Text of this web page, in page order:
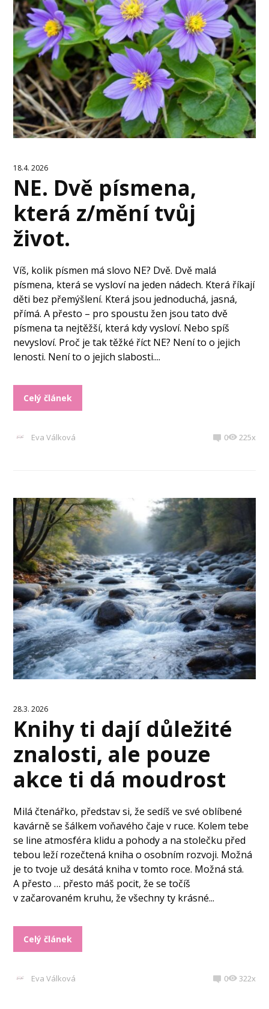
18.4. 2026
NE. Dvě písmena,
která z/mění tvůj
život.
Víš, kolik písmen má slovo NE? Dvě. Dvě malá
písmena, která se vysloví na jeden nádech. Která říkají
děti bez přemýšlení. Která jsou jednoduchá, jasná,
přímá. A přesto – pro spoustu žen jsou tato dvě
písmena ta nejtěžší, která kdy vysloví. Nebo spíš
nevysloví. Proč je tak těžké říct NE? Není to o jejich
lenosti. Není to o jejich slabosti....
Celý článek
Eva Válková 0 225x
28.3. 2026
Knihy ti dají důležité
znalosti, ale pouze
akce ti dá moudrost
Milá čtenářko, představ si, že sedíš ve své oblíbené
kavárně se šálkem voňavého čaje v ruce. Kolem tebe
se line atmosféra klidu a pohody a na stolečku před
tebou leží rozečtená kniha o osobním rozvoji. Možná
je to tvoje už desátá kniha v tomto roce. Možná stá.
A přesto … přesto máš pocit, že se točíš
v začarovaném kruhu, že všechny ty krásné...
Celý článek
Eva Válková 0 322x